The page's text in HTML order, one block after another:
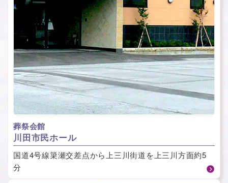
葬祭会館
川⽥市⺠ホール
国道4号線簗瀬交差点から上三川街道を上三川方面約5
分